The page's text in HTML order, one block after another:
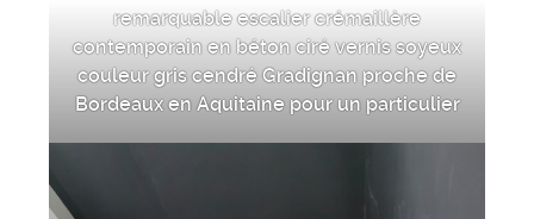
remarquable escalier crémaillère
contemporain en béton ciré vernis soyeux
couleur gris cendré Gradignan proche de
Bordeaux en Aquitaine pour un particulier